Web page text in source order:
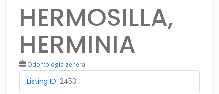
HERMOSILLA,
HERMINIA
Odontología general
Listing ID: 2453